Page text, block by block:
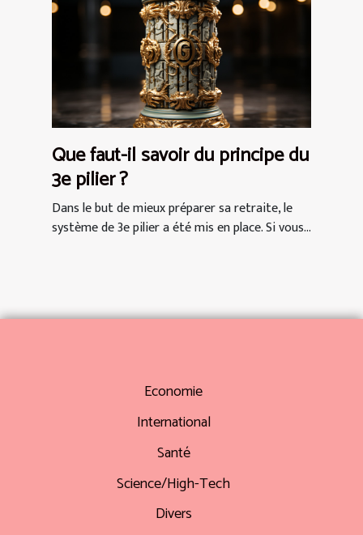
Que faut-il savoir du principe du
3e pilier ?
Dans le but de mieux préparer sa retraite, le
système de 3e pilier a été mis en place. Si vous...
Economie
International
Santé
Science/High-Tech
Divers